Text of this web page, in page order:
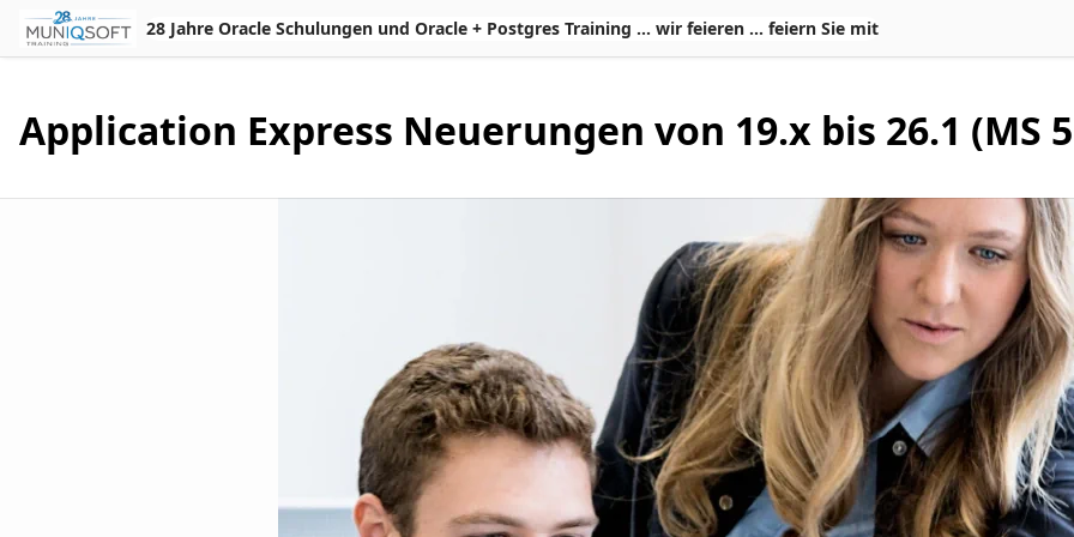
Skip to Main Content
28 Jahre Oracle Schulungen und Oracle + Postgres Training ... wir feieren ... feiern Sie mit
Application Express Neuerungen von 19.x bis 26.1 (MS